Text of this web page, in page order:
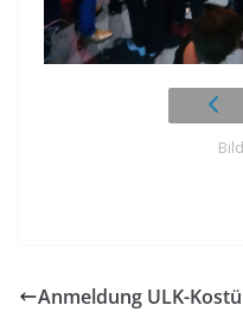
Anmeldung ULK-